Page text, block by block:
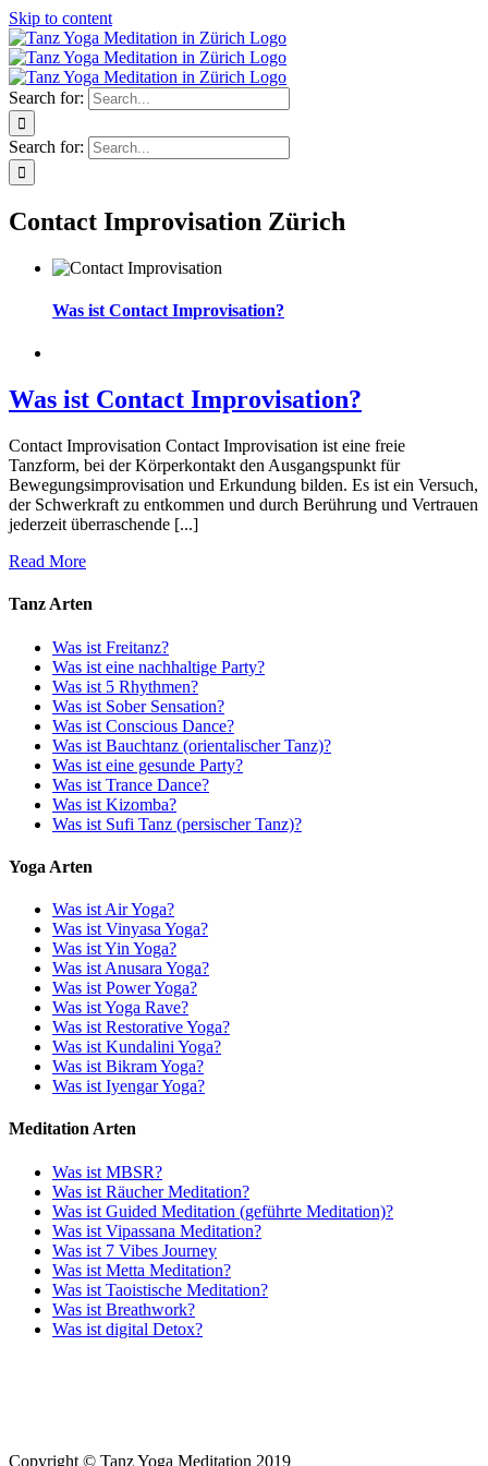
Skip to content
Search for:
Search for:
Contact Improvisation Zürich
Was ist Contact Improvisation?
Was ist Contact Improvisation?
Contact Improvisation Contact Improvisation ist eine freie
Tanzform, bei der Körperkontakt den Ausgangspunkt für
Bewegungsimprovisation und Erkundung bilden. Es ist ein Versuch,
der Schwerkraft zu entkommen und durch Berührung und Vertrauen
jederzeit überraschende [...]
Read More
Tanz Arten
Was ist Freitanz?
Was ist eine nachhaltige Party?
Was ist 5 Rhythmen?
Was ist Sober Sensation?
Was ist Conscious Dance?
Was ist Bauchtanz (orientalischer Tanz)?
Was ist eine gesunde Party?
Was ist Trance Dance?
Was ist Kizomba?
Was ist Sufi Tanz (persischer Tanz)?
Yoga Arten
Was ist Air Yoga?
Was ist Vinyasa Yoga?
Was ist Yin Yoga?
Was ist Anusara Yoga?
Was ist Power Yoga?
Was ist Yoga Rave?
Was ist Restorative Yoga?
Was ist Kundalini Yoga?
Was ist Bikram Yoga?
Was ist Iyengar Yoga?
Meditation Arten
Was ist MBSR?
Was ist Räucher Meditation?
Was ist Guided Meditation (geführte Meditation)?
Was ist Vipassana Meditation?
Was ist 7 Vibes Journey
Was ist Metta Meditation?
Was ist Taoistische Meditation?
Was ist Breathwork?
Was ist digital Detox?
Copyright © Tanz Yoga Meditation 2019